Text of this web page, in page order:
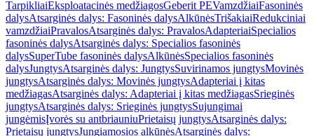
TarpikliaiEksploatacinės medžiagosGeberit PEVamzdžiaiFasoninės
dalysAtsarginės dalys: Fasoninės dalysAlkūnėsTrišakiaiRedukciniai
vamzdžiaiPravalosAtsarginės dalys: PravalosAdapteriaiSpecialios
fasoninės dalysAtsarginės dalys: Specialios fasoninės
dalysSuperTube fasoninės dalysAlkūnėsSpecialios fasoninės
dalysJungtysAtsarginės dalys: JungtysSuvirinamos jungtysMovinės
jungtysAtsarginės dalys: Movinės jungtysAdapteriai į kitas
medžiagasAtsarginės dalys: Adapteriai į kitas medžiagasSrieginės
jungtysAtsarginės dalys: Srieginės jungtysSujungimai
jungėmisĮvorės su antbriauniuPrietaisų jungtysAtsarginės dalys:
Prietaisų jungtysJungiamosios alkūnėsAtsarginės dalys: